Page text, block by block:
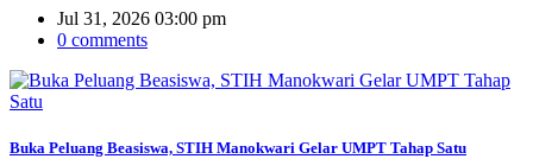
Jul 31, 2026 03:00 pm
0 comments
Buka Peluang Beasiswa, STIH Manokwari Gelar UMPT Tahap Satu